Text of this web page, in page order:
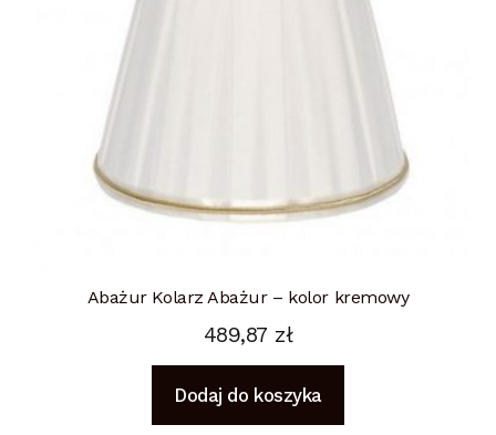
Abażur Kolarz Abażur – kolor kremowy
489,87 zł
Dodaj do koszyka